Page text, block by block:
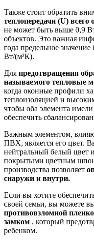
Также стоит обратить
теплопередачи (U) всего
не может быть выше 0,9
объектов. Это важная
года предельное
Вт/(м²К).
Для предотвращения
называемого тепловые
когда оконные профили
теплоизоляцией и
чтобы оба элемента
обеспечить
Важным элементом,
ПВХ, является его цвет.
нейтральный белый цвет
покрытыми цветным
производства позволяет
снаружи и внутри.
Если вы хотите
своей семьи, вы можете
противовзломной
замком , который
ребенком.